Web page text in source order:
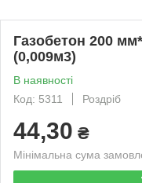
Газобетон 200
(0,009м3)
В наявності
Код: 5311
Роздріб
44,30 ₴
Мінімальна сума